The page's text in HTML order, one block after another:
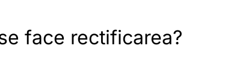
face rectificarea?